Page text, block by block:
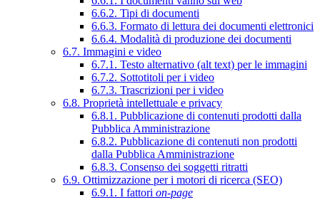
6.6.2. Tipi di documenti
6.6.3. Formato di lettura dei documenti elettronici
6.6.4. Modalità di produzione dei documenti
6.7. Immagini e video
6.7.1. Testo alternativo (alt text) per le immagini
6.7.2. Sottotitoli per i video
6.7.3. Trascrizioni per i video
6.8. Proprietà intellettuale e privacy
6.8.1. Pubblicazione di contenuti prodotti dalla
Pubblica Amministrazione
6.8.2. Pubblicazione di contenuti non prodotti
dalla Pubblica Amministrazione
6.8.3. Consenso dei soggetti ritratti
6.9. Ottimizzazione per i motori di ricerca (SEO)
6.9.1. I fattori on-page